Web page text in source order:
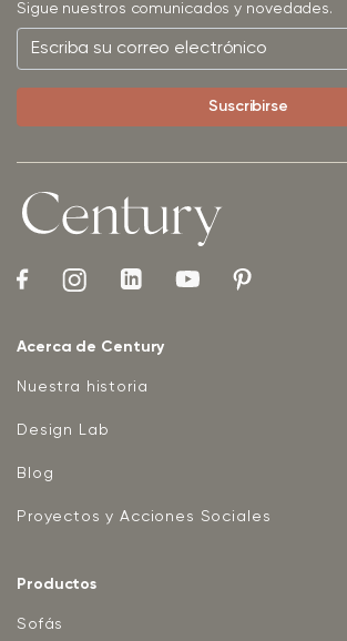
Sigue nuestros comunicados y novedades.
Acerca de Century
Nuestra historia
Design Lab
Blog
Proyectos y Acciones Sociales
Productos
Sofás